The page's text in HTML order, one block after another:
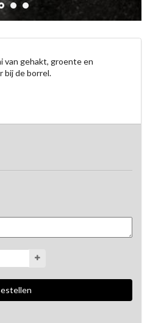
van gehakt, groente en
bij de borrel.